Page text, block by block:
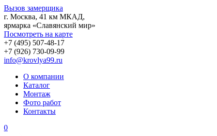
Вызов замерщика
г. Москва, 41 км МКАД,
ярмарка «Славянский мир»
Посмотреть на карте
+7 (495) 507-48-17
+7 (926) 730-09-99
info@krovlya99.ru
О компании
Каталог
Монтаж
Фото работ
Контакты
0